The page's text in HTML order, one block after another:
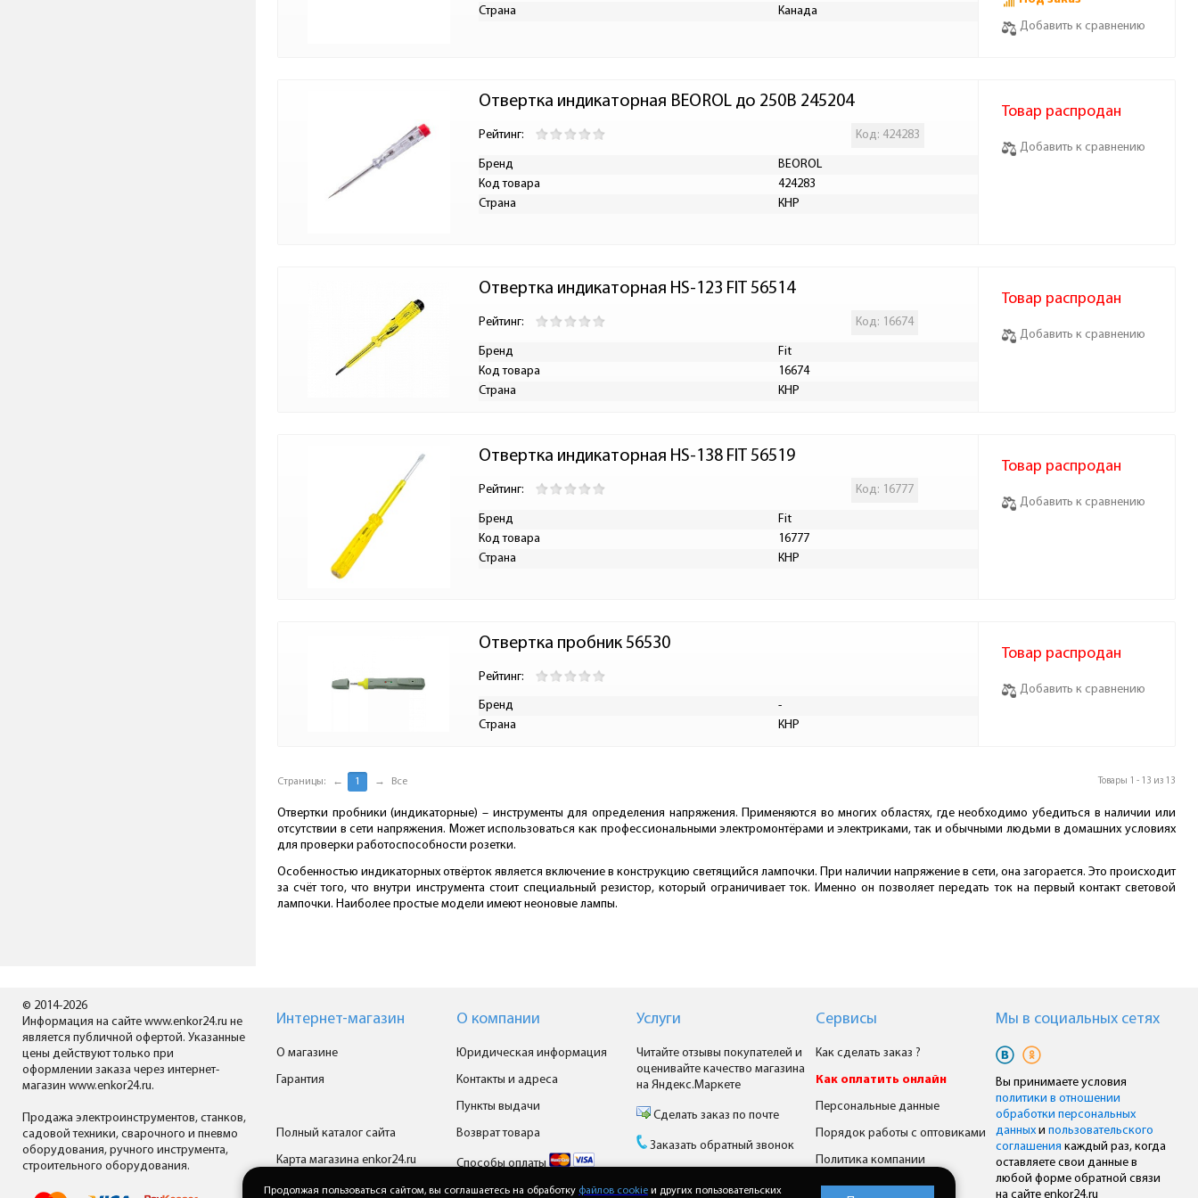
Страна Канада
Добавить к сравнению
Отвертка индикаторная BEOROL до 250В 245204
Рейтинг: Код: 424283
Бренд
BEOROL
Код товара
424283
Страна
КНР
Товар распродан
Добавить к сравнению
Отвертка индикаторная HS-123 FIT 56514
Рейтинг: Код: 16674
Бренд
Fit
Код товара
16674
Страна
КНР
Товар распродан
Добавить к сравнению
Отвертка индикаторная HS-138 FIT 56519
Рейтинг: Код: 16777
Бренд
Fit
Код товара
16777
Страна
КНР
Товар распродан
Добавить к сравнению
Отвертка пробник 56530
Рейтинг:
Бренд
-
Страна
КНР
Товар распродан
Добавить к сравнению
Товары 1 - 13 из 13
Страницы: ← 1 → Все
Отвертки пробники (индикаторные) – инструменты для определения напряжения. Применяются во многих областях, где необходимо убедиться в наличии или
отсутствии в сети напряжения. Может использоваться как профессиональными электромонтёрами и электриками, так и обычными людьми в домашних условиях
для проверки работоспособности розетки.
Особенностью индикаторных отвёрток является включение в конструкцию светящийся лампочки. При наличии напряжение в сети, она загорается. Это происходит
за счёт того, что внутри инструмента стоит специальный резистор, который ограничивает ток. Именно он позволяет передать ток на первый контакт световой
лампочки. Наиболее простые модели имеют неоновые лампы.
© 2014-2026
Информация на сайте www.enkor24.ru не
является публичной офертой. Указанные
цены действуют только при
оформлении заказа через интернет-
магазин www.enkor24.ru.
Продажа электроинструментов, станков,
садовой техники, сварочного и пневмо
оборудования, ручного инструмента,
строительного оборудования.
Интернет-магазин
О магазине
Гарантия
Полный каталог сайта
Карта магазина enkor24.ru
Все производители
О компании
Юридическая информация
Контакты и адреса
Пункты выдачи
Возврат товара
Способы оплаты
Доставка
Услуги
Читайте отзывы покупателей и
оценивайте качество магазина
на Яндекс.Маркете
Сделать заказ по почте
Заказать обратный звонок
Сервисы
Как сделать заказ ?
Как оплатить онлайн
Персональные данные
Порядок работы с оптовиками
Политика компании
Комплексное снабжение
Мы в cоциальных сетях
Вы принимаете условия
политики в отношении
обработки персональных
данных ипользовательского
соглашения каждый раз, когда
оставляете свои данные в
любой форме обратной связи
на сайте enkor24.ru
Продолжая пользоваться сайтом, вы соглашаетесь на обработку файлов cookie и других пользовательских